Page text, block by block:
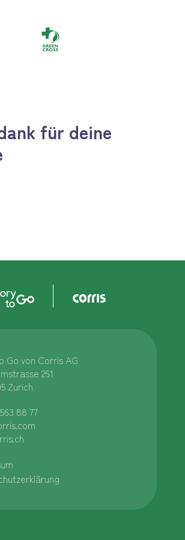
für deine
Go von Corris AG
261
Zurich
88 77